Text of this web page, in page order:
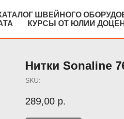
ШВЕЙНОГО
КУРСЫ ОТ ЮЛИИ
Нитки Sonaline
SKU:
289,00 р.